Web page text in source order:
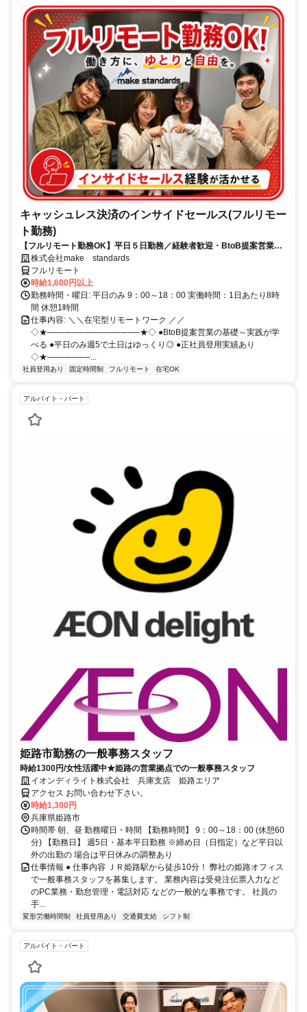
キャッシュレス決済のインサイドセールス(フルリモー
ト勤務)
【フルリモート勤務OK】平日５日勤務／経験者歓迎・BtoB提案営業で
スキルアップ
株式会社make standards
フルリモート
時給1,600円以上
勤務時間・曜日: 平日のみ 9：00～18：00 実働時間：1日あたり8時
間 休憩1時間
仕事内容: ＼＼在宅型リモートワーク ／／
◇★───────────────★◇ ●BtoB提案営業の基礎～実践が学
べる ●平日のみ週5で土日はゆっくり◎ ●正社員登用実績あり
◇★───────...
社員登用あり 固定時間制 フルリモート 在宅OK
アルバイト・パート
姫路市勤務の一般事務スタッフ
時給1300円/女性活躍中★姫路の営業拠点での一般事務スタッフ
イオンディライト株式会社 兵庫支店 姫路エリア
アクセス お問い合わせ下さい。
時給1,300円
兵庫県姫路市
時間帯 朝、昼 勤務曜日・時間 【勤務時間】 9：00～18：00 (休憩60
分) 【勤務日】 週5日・基本平日勤務 ※締め日（日指定）など平日以
外の出勤の 場合は平日休みの調整あり
仕事情報 ● 仕事内容 ＪＲ姫路駅から徒歩10分！ 弊社の姫路オフィス
で一般事務スタッフを募集します。 業務内容は受発注伝票入力など
のPC業務・勤怠管理・電話対応 などの一般的な事務です。 社員の
手...
変形労働時間制 社員登用あり 交通費支給 シフト制
アルバイト・パート